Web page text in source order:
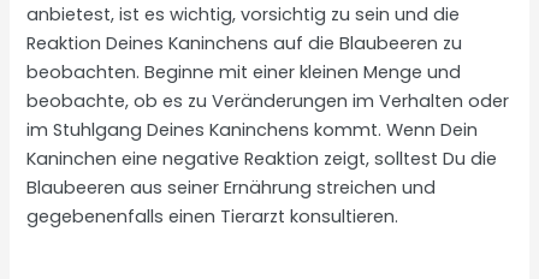
anbietest, ist es wichtig, vorsichtig zu sein und die
Reaktion Deines Kaninchens auf die Blaubeeren zu
beobachten. Beginne mit einer kleinen Menge und
beobachte, ob es zu Veränderungen im Verhalten oder
im Stuhlgang Deines Kaninchens kommt. Wenn Dein
Kaninchen eine negative Reaktion zeigt, solltest Du die
Blaubeeren aus seiner Ernährung streichen und
gegebenenfalls einen Tierarzt konsultieren.